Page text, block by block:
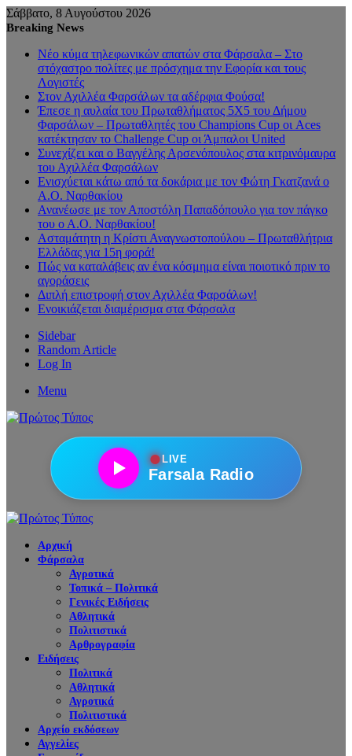
Σάββατο, 8 Αυγούστου 2026
Breaking News
Νέο κύμα τηλεφωνικών απατών στα Φάρσαλα – Στο
στόχαστρο πολίτες με πρόσχημα την Εφορία και τους
Λογιστές
Στον Αχιλλέα Φαρσάλων τα αδέρφια Φούσα!
Έπεσε η αυλαία του Πρωταθλήματος 5Χ5 του Δήμου
Φαρσάλων – Πρωταθλητές του Champions Cup οι Aces
κατέκτησαν το Challenge Cup οι Άμπαλοι United
Συνεχίζει και ο Βαγγέλης Αρσενόπουλος στα κιτρινόμαυρα
του Αχιλλέα Φαρσάλων
Ενισχύεται κάτω από τα δοκάρια με τον Φώτη Γκατζανά ο
Α.Ο. Ναρθακίου
Ανανέωσε με τον Αποστόλη Παπαδόπουλο για τον πάγκο
του ο Α.Ο. Ναρθακίου!
Ασταμάτητη η Κρίστι Αναγνωστοπούλου – Πρωταθλήτρια
Ελλάδας για 15η φορά!
Πώς να καταλάβεις αν ένα κόσμημα είναι ποιοτικό πριν το
αγοράσεις
Διπλή επιστροφή στον Αχιλλέα Φαρσάλων!
Ενοικιάζεται διαμέρισμα στα Φάρσαλα
Sidebar
Random Article
Log In
Menu
●LIVE
Farsala Radio
Αρχική
Φάρσαλα
Αγροτικά
Τοπικά – Πολιτικά
Γενικές Ειδήσεις
Αθλητικά
Πολιτιστικά
Αρθρογραφία
Ειδήσεις
Πολιτικά
Αθλητικά
Αγροτικά
Πολιτιστικά
Αρχείο εκδόσεων
Αγγελίες